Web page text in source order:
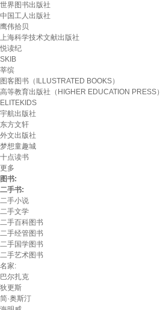
世界图书出版社
中国工人出版社
鹰伟拾贝
上海科学技术文献出版社
悦读纪
SKIB
莘缤
图客图书（ILLUSTRATED BOOKS）
高等教育出版社（HIGHER EDUCATION PRESS）
ELITEKIDS
宇航出版社
东方文轩
外文出版社
梦想童趣城
十点读书
更多
图书:
二手书:
二手小说
二手文学
二手百科图书
二手经管图书
二手国学图书
二手艺术图书
名家:
巴尔扎克
狄更斯
简·奥斯汀